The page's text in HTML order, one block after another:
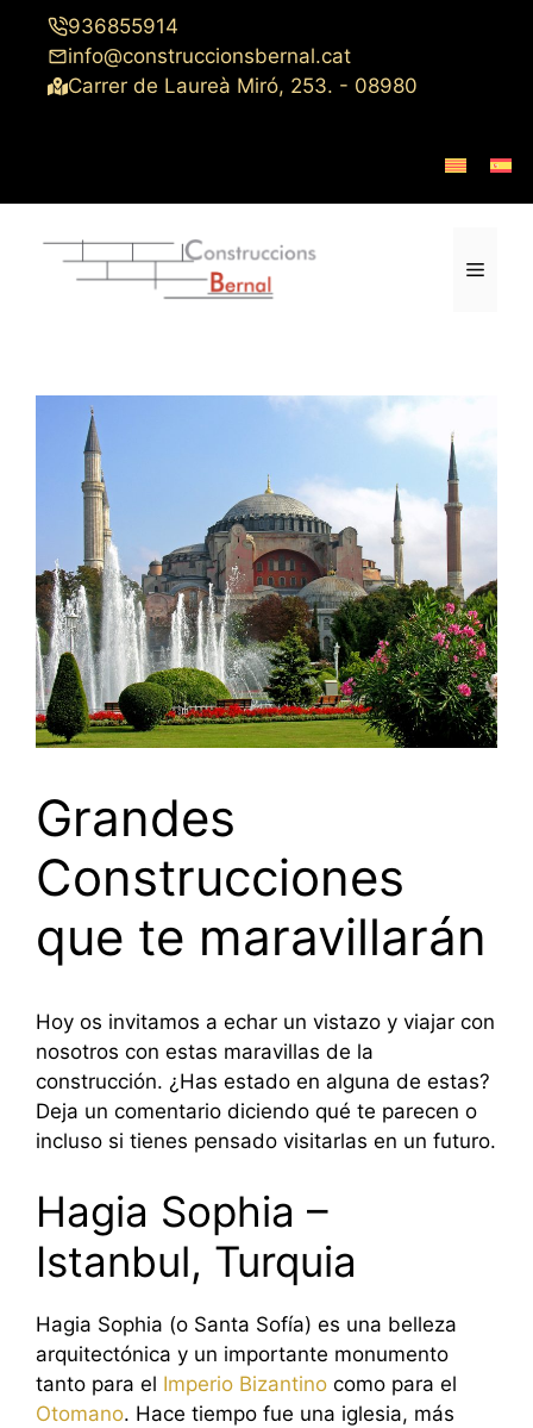
Saltar
contenido
936855914
info@construccionsbernal.cat
Carrer de Laureà Miró, 253. - 08980
Menú
Grandes
Construcciones
que te maravillarán
Hoy os invitamos a echar un vistazo y viajar con
nosotros con estas maravillas de la
construcción. ¿Has estado en alguna de estas?
Deja un comentario diciendo qué te parecen o
incluso si tienes pensado visitarlas en un futuro.
Hagia Sophia –
Istanbul, Turquia
Hagia Sophia (o Santa Sofía) es una belleza
arquitectónica y un importante monumento
tanto para el Imperio Bizantino como para el
Otomano. Hace tiempo fue una iglesia, más